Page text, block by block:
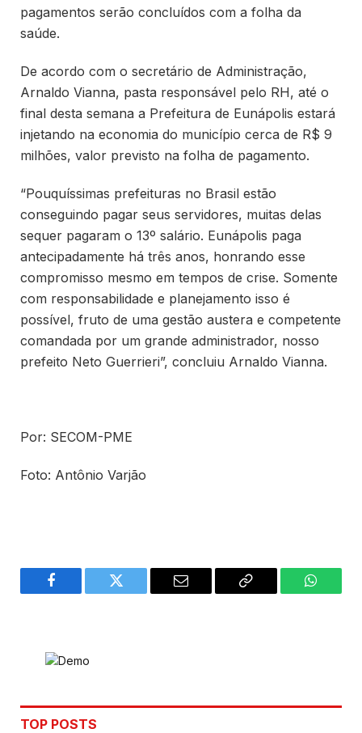
pagamentos serão concluídos com a folha da
saúde.
De acordo com o secretário de Administração,
Arnaldo Vianna, pasta responsável pelo RH, até o
final desta semana a Prefeitura de Eunápolis estará
injetando na economia do município cerca de R$ 9
milhões, valor previsto na folha de pagamento.
“Pouquíssimas prefeituras no Brasil estão
conseguindo pagar seus servidores, muitas delas
sequer pagaram o 13º salário. Eunápolis paga
antecipadamente há três anos, honrando esse
compromisso mesmo em tempos de crise. Somente
com responsabilidade e planejamento isso é
possível, fruto de uma gestão austera e competente
comandada por um grande administrador, nosso
prefeito Neto Guerrieri”, concluiu Arnaldo Vianna.
Por: SECOM-PME
Foto: Antônio Varjão
Facebook Twitter Email
Copy
TOP POSTS